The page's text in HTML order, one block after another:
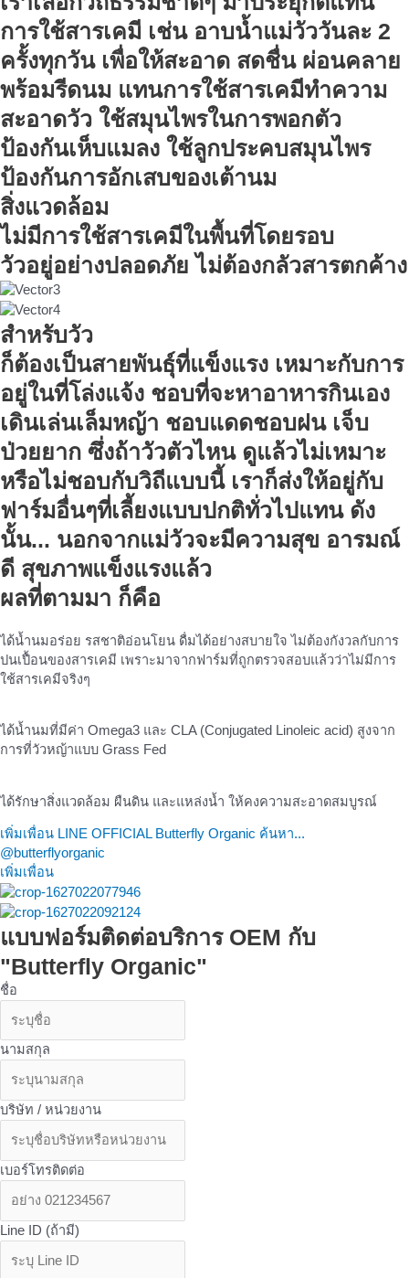
การใช้สารเคมี เช่น อาบน้ำแม่วัววันละ 2
ครั้งทุกวัน เพื่อให้สะอาด สดชื่น ผ่อนคลาย
พร้อมรีดนม แทนการใช้สารเคมีทำความ
สะอาดวัว ใช้สมุนไพรในการพอกตัว
ป้องกันเห็บแมลง ใช้ลูกประคบสมุนไพร
ป้องกันการอักเสบของเต้านม
สิ่งแวดล้อม
ไม่มีการใช้สารเคมีในพื้นที่โดยรอบ
วัวอยู่อย่างปลอดภัย ไม่ต้องกลัวสารตกค้าง
สำหรับวัว
ก็ต้องเป็นสายพันธุ์ที่แข็งแรง เหมาะกับการ
อยู่ในที่โล่งแจ้ง ชอบที่จะหาอาหารกินเอง
เดินเล่นเล็มหญ้า ชอบแดดชอบฝน เจ็บ
ป่วยยาก ซึ่งถ้าวัวตัวไหน ดูแล้วไม่เหมาะ
หรือไม่ชอบกับวิถีแบบนี้ เราก็ส่งให้อยู่กับ
ฟาร์มอื่นๆที่เลี้ยงแบบปกติทั่วไปแทน ดัง
นั้น... นอกจากแม่วัวจะมีความสุข อารมณ์
ดี สุขภาพแข็งแรงแล้ว
ผลที่ตามมา ก็คือ
ได้น้ำนมอร่อย รสชาติอ่อนโยน ดื่มได้อย่างสบายใจ ไม่ต้องกังวลกับการ
ปนเปื้อนของสารเคมี เพราะมาจากฟาร์มที่ถูกตรวจสอบแล้วว่าไม่มีการ
ใช้สารเคมีจริงๆ
ได้น้ำนมที่มีค่า Omega3 และ CLA (Conjugated Linoleic acid) สูงจาก
การที่วัวหญ้าแบบ Grass Fed
ได้รักษาสิ่งแวดล้อม ผืนดิน และแหล่งน้ำ ให้คงความสะอาดสมบูรณ์
เพิ่มเพื่อน LINE OFFICIAL Butterfly Organic ค้นหา...
@butterflyorganic
เพิ่มเพื่อน
แบบฟอร์มติดต่อบริการ OEM กับ
"Butterfly Organic"
ชื่อ
นามสกุล
บริษัท / หน่วยงาน
เบอร์โทรติดต่อ
Line ID (ถ้ามี)